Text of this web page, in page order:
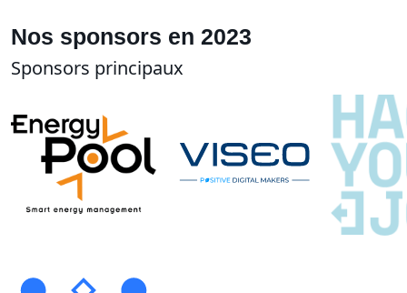
Nos sponsors en 2023
Sponsors principaux